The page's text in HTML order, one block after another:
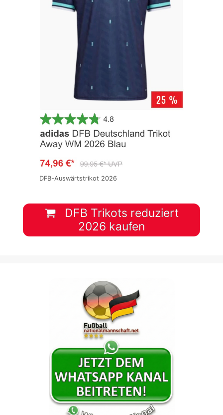
DFB-Auswärtstrikot 2026
DFB Trikots reduziert
2026 kaufen